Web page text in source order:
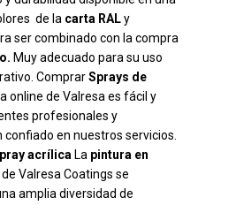
de la carta RALy
ser combinado con la compra
Muy adecuado para su uso
ComprarSprays de
online de Valresa es fácil y
profesionales y
confiado en nuestros servicios.
acrílica La pintura en
Valresa Coatings se
amplia diversidad de